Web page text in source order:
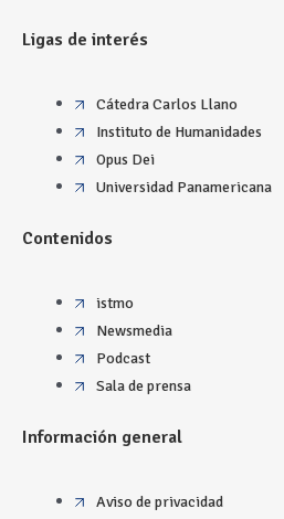
Ligas de interés
Cátedra Carlos Llano
Instituto de Humanidades
Opus Dei
Universidad Panamericana
Contenidos
istmo
Newsmedia
Podcast
Sala de prensa
Información general
Aviso de privacidad